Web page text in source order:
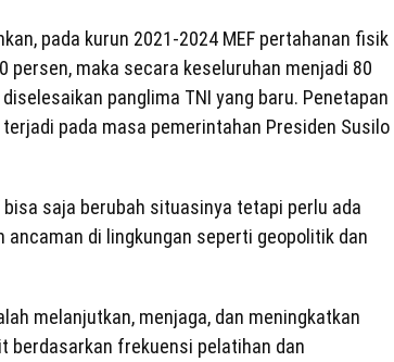
pada kurun 2021-2024 MEF pertahanan fisik
persen, maka secara keseluruhan menjadi 80
panglima TNI yang baru. Penetapan
pada masa pemerintahan Presiden Susilo
bisa saja berubah situasinya tetapi perlu ada
ancaman di lingkungan seperti geopolitik dan
melanjutkan, menjaga, dan meningkatkan
berdasarkan frekuensi pelatihan dan